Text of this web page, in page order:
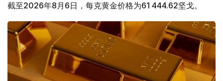
截至2026年8月6日，每克黄金价格为61 444.62坚戈。